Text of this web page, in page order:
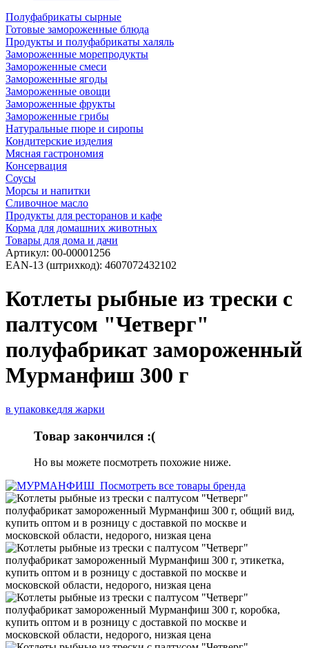
Полуфабрикаты сырные
Готовые замороженные блюда
Продукты и полуфабрикаты халяль
Замороженные морепродукты
Замороженные смеси
Замороженные ягоды
Замороженные овощи
Замороженные фрукты
Замороженные грибы
Натуральные пюре и сиропы
Кондитерские изделия
Мясная гастрономия
Консервация
Соусы
Морсы и напитки
Сливочное масло
Продукты для ресторанов и кафе
Корма для домашних животных
Товары для дома и дачи
Артикул: 00-00001256
EAN-13 (штрихкод): 4607072432102
Котлеты рыбные из трески с
палтусом "Четверг"
полуфабрикат замороженный
Мурманфиш 300 г
в упаковкедля жарки
Товар закончился :(
Но вы можете посмотреть похожие ниже.
Посмотреть все товары бренда